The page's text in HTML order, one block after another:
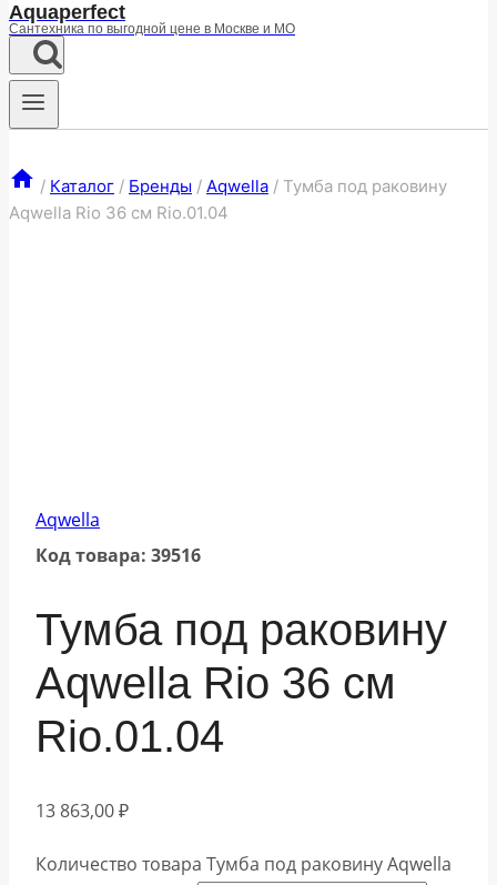
Aquaperfect
Сантехника по выгодной цене в Москве и МО
/ Каталог / Бренды / Aqwella / Тумба под раковину
Aqwella Rio 36 см Rio.01.04
Aqwella
Код товара: 39516
Тумба под раковину
Aqwella Rio 36 см
Rio.01.04
13 863,00₽
Количество товара Тумба под раковину Aqwella